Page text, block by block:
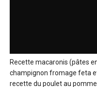
Recette macaronis (pâtes
champignon fromage feta
recette du poulet au